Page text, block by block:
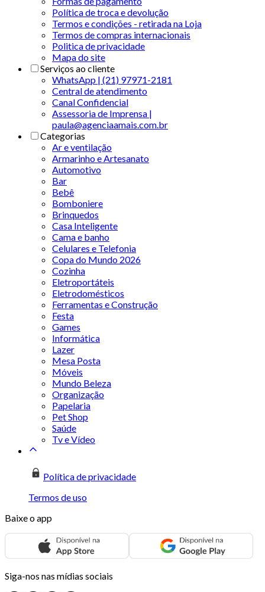
Política de troca e devolução
Termos e condições - retirada na Loja
Termos de compras internacionais
Politica de privacidade
Mapa do site
Serviços ao cliente
WhatsApp | (21) 97971-2181
Central de atendimento
Canal Confidencial
Assessoria de Imprensa |
paula@agenciaamais.com.br
Categorias
Ar e ventilação
Armarinho e Artesanato
Automotivo
Bar
Bebê
Bomboniere
Brinquedos
Casa Inteligente
Cama e banho
Celulares e Telefonia
Copa do Mundo 2026
Cozinha
Eletroportáteis
Eletrodomésticos
Ferramentas e Construção
Festa
Games
Informática
Lazer
Mesa Posta
Móveis
Mundo Beleza
Organização
Papelaria
Pet Shop
Saúde
Tv e Vídeo
Política de privacidade
Termos de uso
Baixe o app
Siga-nos nas mídias sociais